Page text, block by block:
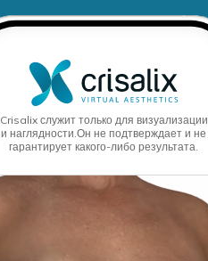
Crisalix служит только для визуализации
и наглядности.Он не подтверждает и не
гарантирует какого-либо результата.